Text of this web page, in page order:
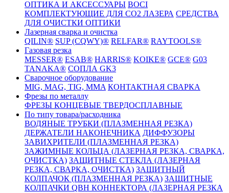
ОПТИКА И АКСЕССУАРЫ BOCI
КОМПЛЕКТУЮЩИЕ ДЛЯ CO2 ЛАЗЕРА СРЕДСТВА
ДЛЯ ОЧИСТКИ ОПТИКИ
Лазерная сварка и очистка
QILIN® SUP (CQWY)® RELFAR® RAYTOOLS®
Газовая резка
MESSER® ESAB® HARRIS® KOIKE® GCE® G03
TANAKA® СОПЛА GK3
Сварочное оборудование
MIG, MAG, TIG, MMA КОНТАКТНАЯ СВАРКА
Фрезы по металлу
ФРЕЗЫ КОНЦЕВЫЕ ТВЕРДОСПЛАВНЫЕ
По типу товара/расходника
ВОДЯНЫЕ ТРУБКИ (ПЛАЗМЕННАЯ РЕЗКА)
ДЕРЖАТЕЛИ НАКОНЕЧНИКА ДИФФУЗОРЫ
ЗАВИХРИТЕЛИ (ПЛАЗМЕННАЯ РЕЗКА)
ЗАЖИМНЫЕ КОЛЬЦА (ЛАЗЕРНАЯ РЕЗКА, СВАРКА,
ОЧИСТКА) ЗАЩИТНЫЕ СТЕКЛА (ЛАЗЕРНАЯ
РЕЗКА, СВАРКА, ОЧИСТКА) ЗАЩИТНЫЙ
КОЛПАЧОК (ПЛАЗМЕННАЯ РЕЗКА) ЗАЩИТНЫЕ
КОЛПАЧКИ QBH КОННЕКТОРА (ЛАЗЕРНАЯ РЕЗКА